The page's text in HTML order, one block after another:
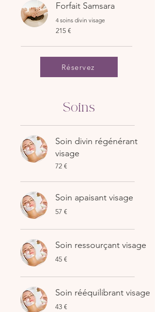
Forfait Samsara
4 soins divin visage
215
euros
215 €
Réservez
Soins
Soin divin régénérant
visage
72
euros
72 €
Soin apaisant visage
57
euros
57 €
Soin ressourçant visage
45
euros
45 €
Soin rééquilibrant visage
43
euros
43 €